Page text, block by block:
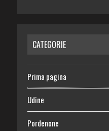
CATEGORIE
Prima pagina
Udine
Pordenone